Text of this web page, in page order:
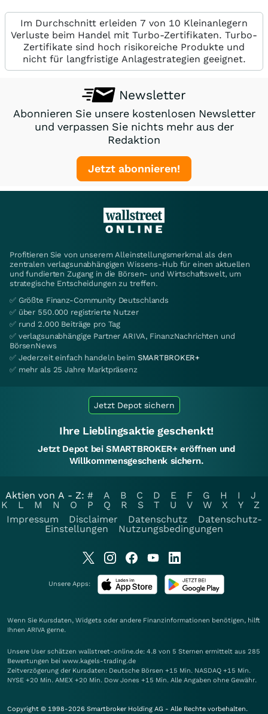
Im Durchschnitt erleiden 7 von 10 Kleinanlegern
Verluste beim Handel mit Turbo-Zertifikaten. Turbo-
Zertifikate sind hoch risikoreiche Produkte und
nicht für langfristige Anlagestrategien geeignet.
Newsletter
Abonnieren Sie unsere kostenlosen Newsletter
und verpassen Sie nichts mehr aus der
Redaktion
Jetzt abonnieren!
Profitieren Sie von unserem Alleinstellungsmerkmal als den
zentralen verlagsunabhängigen Wissens-Hub für einen aktuellen
und fundierten Zugang in die Börsen- und Wirtschaftswelt, um
strategische Entscheidungen zu treffen.
✅ Größte Finanz-Community Deutschlands
✅ über 550.000 registrierte Nutzer
✅ rund 2.000 Beiträge pro Tag
✅ verlagsunabhängige Partner ARIVA, FinanzNachrichten und
BörsenNews
✅ Jederzeit einfach handeln beim SMARTBROKER+
✅ mehr als 25 Jahre Marktpräsenz
Jetzt Depot sichern
Ihre Lieblingsaktie geschenkt!
Jetzt Depot bei SMARTBROKER+ eröffnen und
Willkommensgeschenk sichern.
Aktien von A - Z: # A B C D E F G H I
J
K
L M N O P Q R S T U V W X Y
Z
Impressum
Disclaimer Datenschutz
Datenschutz-
Einstellungen
Nutzungsbedingungen
Unsere Apps:
Wenn Sie Kursdaten, Widgets oder andere Finanzinformationen benötigen, hilft
Ihnen ARIVA gerne.
Unsere User schätzen wallstreet-online.de: 4.8 von 5 Sternen ermittelt aus 285
Bewertungen bei www.kagels-trading.de
Zeitverzögerung der Kursdaten: Deutsche Börsen +15 Min. NASDAQ +15 Min.
NYSE +20 Min. AMEX +20 Min. Dow Jones +15 Min. Alle Angaben ohne Gewähr.
Copyright © 1998-2026 Smartbroker Holding AG - Alle Rechte vorbehalten.